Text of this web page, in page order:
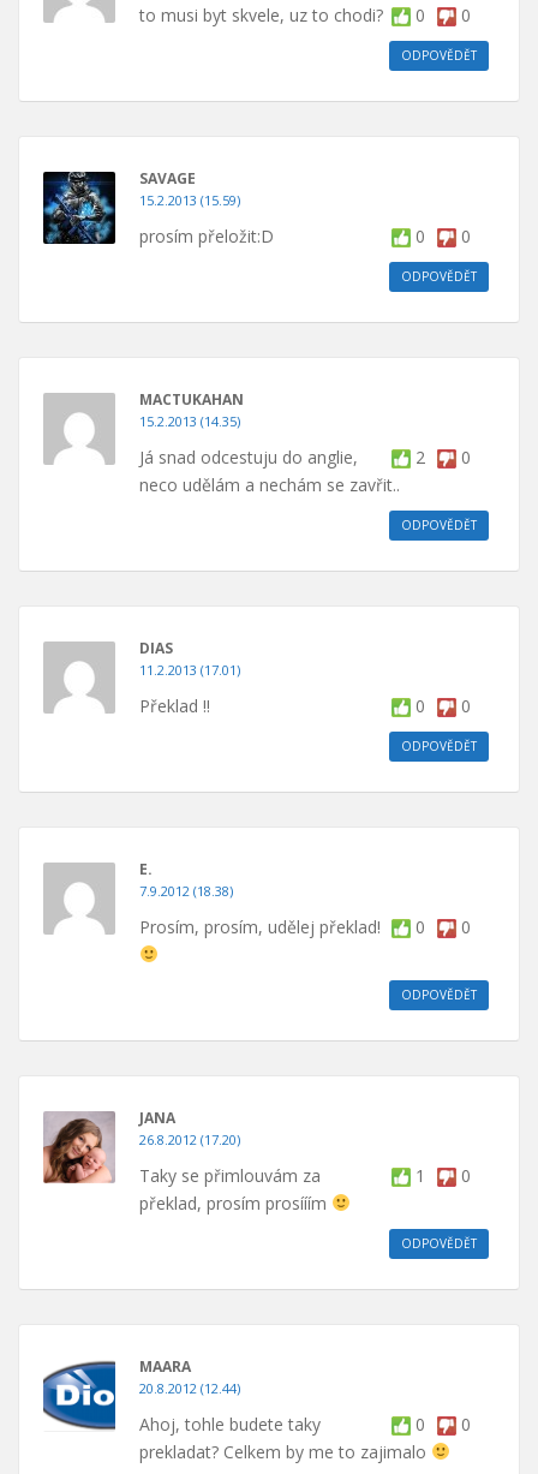
0 0
to musi byt skvele, uz to chodi?
ODPOVĚDĚT
SAVAGE
15.2.2013 (15.59)
0 0
prosím přeložit:D
ODPOVĚDĚT
MACTUKAHAN
15.2.2013 (14.35)
2 0
Já snad odcestuju do anglie,
neco udělám a nechám se zavřit..
ODPOVĚDĚT
DIAS
11.2.2013 (17.01)
0 0
Překlad !!
ODPOVĚDĚT
E.
7.9.2012 (18.38)
0 0
Prosím, prosím, udělej překlad!
ODPOVĚDĚT
JANA
26.8.2012 (17.20)
1 0
Taky se přimlouvám za
překlad, prosím prosííím
ODPOVĚDĚT
MAARA
20.8.2012 (12.44)
0 0
Ahoj, tohle budete taky
prekladat? Celkem by me to zajimalo